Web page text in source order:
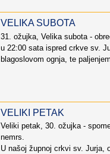
VELIKA SUBOTA
31. ožujka, Velika subota -
u 22:00 sata ispred crkve sv.
blagoslovom ognja, te
VELIKI PETAK
Veliki petak, 30. ožujka -
nemrs.
U našoj župnoj crkvi sv. Jurja,